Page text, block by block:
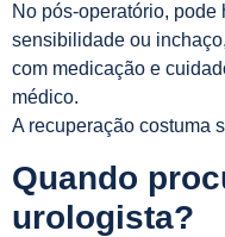
No pós-operatório, pode
sensibilidade ou
com medicação e
médico.
A recuperação costuma
Quando
urologista?